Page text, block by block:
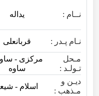
نــام : یداله
نـام پـدر : قربانعلی
مـحل
تـولـد :
مرکزی -
ساوه
دیـن و
مـذهب :
اسلام -